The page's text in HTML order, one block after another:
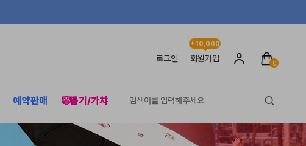
로그인 회원가입
+10,000
0
예약판매 🤡뽑기/가챠